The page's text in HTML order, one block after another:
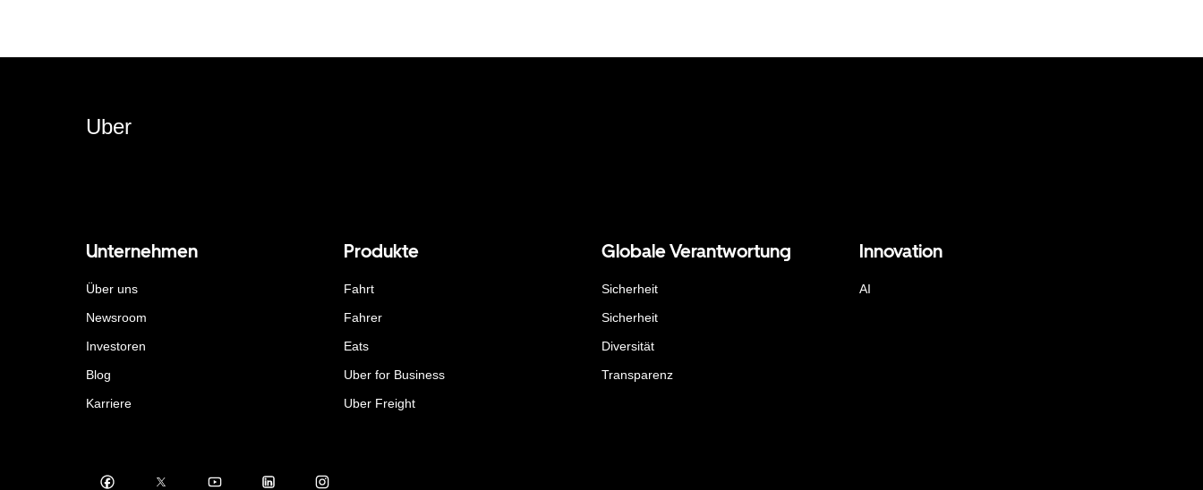
Uber
Unternehmen
Über uns
Newsroom
Investoren
Blog
Karriere
Produkte
Fahrt
Fahrer
Eats
Uber for Business
Uber Freight
Globale Verantwortung
Sicherheit
Sicherheit
Diversität
Transparenz
Innovation
AI